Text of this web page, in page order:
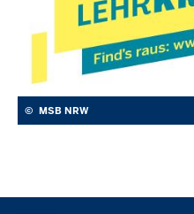
© MSB NRW